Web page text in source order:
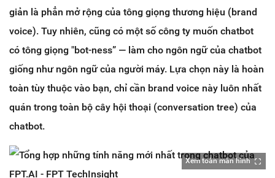
giản là phẳn mở rộng của tông giọng thương hiệu (brand
voice). Tuy nhiên, cũng có một số công ty muốn chatbot
có tông giọng "bot-ness” — làm cho ngôn ngữ của chatbot
giống như ngôn ngữ của người máy. Lựa chọn này là hoàn
toàn tùy thuộc vào bạn, chỉ cần brand voice này luôn nhất
quán trong toàn bộ cây hội thoại (conversation tree) của
chatbot.
Xem toàn màn hình